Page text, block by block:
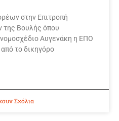
στην Επιτροπή
Βουλής όπου
Αυγενάκη η ΕΠΟ
το δικηγόρο
Σχόλια